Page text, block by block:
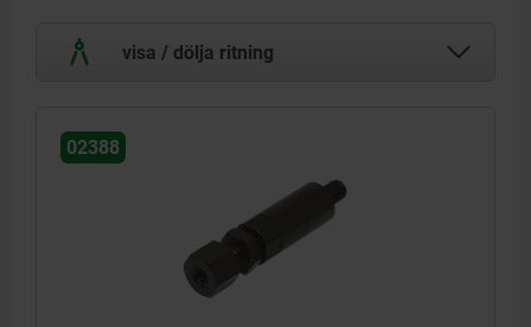
visa / dölja ritning
02388